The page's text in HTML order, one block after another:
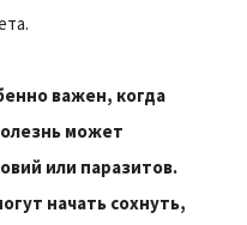
важен, когда
может
или паразитов.
начать сохнуть,